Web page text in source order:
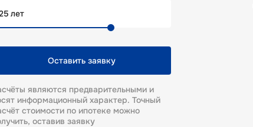
лет
Оставить заявку
являются предварительными и
информационный характер. Точный
стоимости по ипотеке можно
оставив заявку